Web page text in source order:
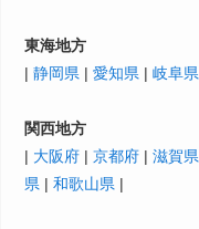
東海地方
| 静岡県 | 愛知県 | 岐阜県
関西地方
| 大阪府 | 京都府 | 滋賀県
県 | 和歌山県 |